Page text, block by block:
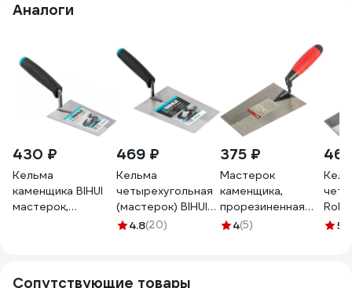
Аналоги
430 ₽
Кельма
каменщика BIHUI
мастерок,
469 ₽
Кельма
четырехугольная
(мастерок) BIHUI
180 мм BTCHB7
4.8(20)
375 ₽
Мастерок
каменщика,
прорезиненная
ручка 180 мм
4(5) 5
Сопутствующие товары